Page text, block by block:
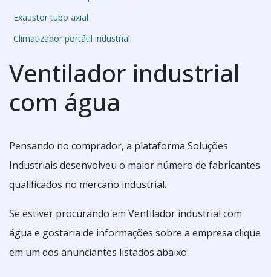
Exaustor tubo axial
Climatizador portátil industrial
Ventilador industrial
com água
Pensando no comprador, a plataforma Soluções
Industriais desenvolveu o maior número de fabricantes
qualificados no mercano industrial.
Se estiver procurando em Ventilador industrial com
água e gostaria de informações sobre a empresa clique
em um dos anunciantes listados abaixo: